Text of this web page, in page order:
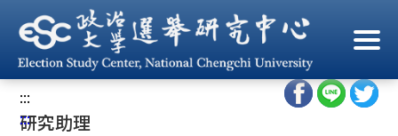
到
主
要
內
容
首頁/ 中心人員/ 研究助理
:::
:::
研究助理